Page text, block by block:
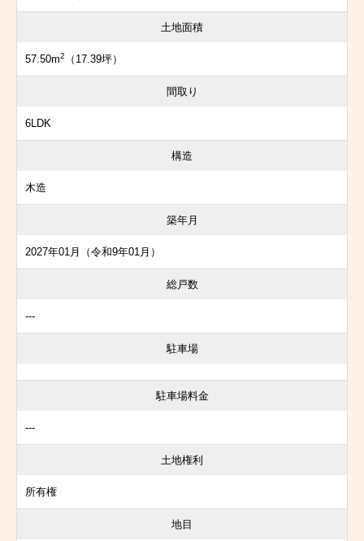
土地面積
57.50m2 （17.39坪）
間取り
6LDK
構造
木造
築年月
2027年01月（令和9年01月）
総戸数
---
駐車場
駐車場料金
---
土地権利
所有権
地目